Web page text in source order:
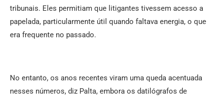
tribunais. Eles permitiam que litigantes tivessem acesso a
papelada, particularmente útil quando faltava energia, o que
era frequente no passado.
No entanto, os anos recentes viram uma queda acentuada
nesses números, diz Palta, embora os datilógrafos de